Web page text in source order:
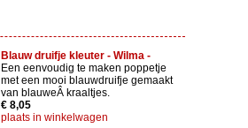
Blauw druifje kleuter - Wilma -
Een eenvoudig te maken poppetje
met een mooi blauwdruifje gemaakt
van blauweÂ kraaltjes.
€ 8,05
plaats in winkelwagen